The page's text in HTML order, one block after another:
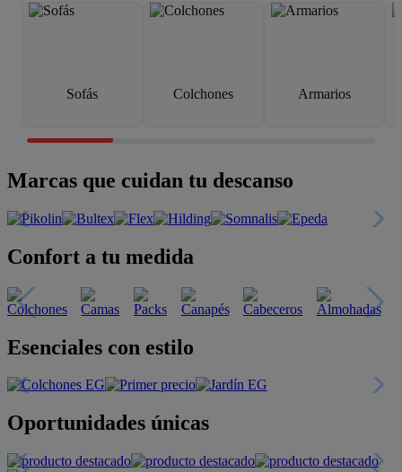
Sofás Colchones Armarios
Marcas que cuidan tu descanso
Confort a tu medida
Esenciales con estilo
Oportunidades únicas